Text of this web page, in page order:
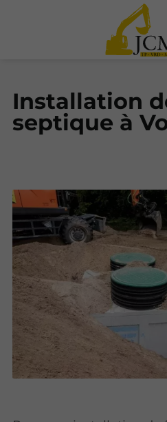
Installation
septique à